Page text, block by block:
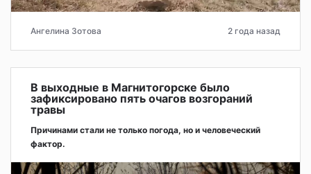
Ангелина Зотова 2 года назад
В выходные в Магнитогорске было
зафиксировано пять очагов возгораний
травы
Причинами стали не только погода, но и человеческий
фактор.